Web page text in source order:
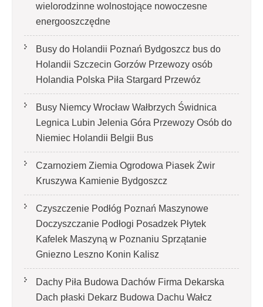
wielorodzinne wolnostojące nowoczesne
energooszczędne
Busy do Holandii Poznań Bydgoszcz bus do
Holandii Szczecin Gorzów Przewozy osób
Holandia Polska Piła Stargard Przewóz
Busy Niemcy Wrocław Wałbrzych Świdnica
Legnica Lubin Jelenia Góra Przewozy Osób do
Niemiec Holandii Belgii Bus
Czarnoziem Ziemia Ogrodowa Piasek Żwir
Kruszywa Kamienie Bydgoszcz
Czyszczenie Podłóg Poznań Maszynowe
Doczyszczanie Podłogi Posadzek Płytek
Kafelek Maszyną w Poznaniu Sprzątanie
Gniezno Leszno Konin Kalisz
Dachy Piła Budowa Dachów Firma Dekarska
Dach płaski Dekarz Budowa Dachu Wałcz